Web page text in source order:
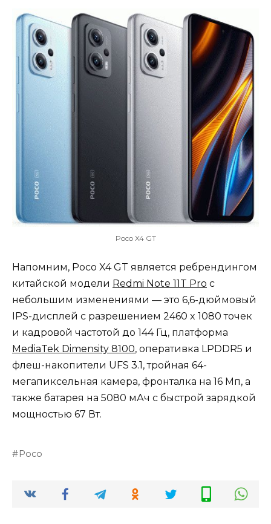
Poco X4 GT
Напомним, Poco X4 GT является ребрендингом
китайской модели Redmi Note 11T Pro с
небольшим изменениями — это 6,6-дюймовый
IPS-дисплей с разрешением 2460 x 1080 точек
и кадровой частотой до 144 Гц, платформа
MediaTek Dimensity 8100, оперативка LPDDR5 и
флеш-накопители UFS 3.1, тройная 64-
мегапиксельная камера, фронталка на 16 Мп, а
также батарея на 5080 мАч с быстрой зарядкой
мощностью 67 Вт.
Poco